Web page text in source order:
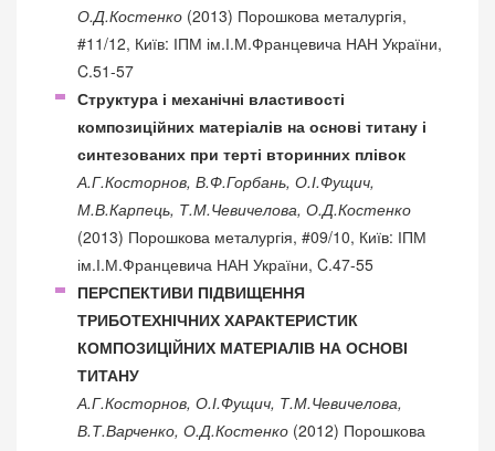
О.Д.Костенко (2013) Порошкова металургія,
#11/12, Київ: ІПМ ім.І.М.Францевича НАН України,
C.51-57
Структура і механічні властивості
композиційних матеріалів на основі титану і
синтезованих при терті вторинних плівок
А.Г.Косторнов, В.Ф.Горбань, О.І.Фущич,
М.В.Карпець, Т.М.Чевичелова, О.Д.Костенко
(2013) Порошкова металургія, #09/10, Київ: ІПМ
ім.І.М.Францевича НАН України, C.47-55
ПЕРСПЕКТИВИ ПІДВИЩЕННЯ
ТРИБОТЕХНІЧНИХ ХАРАКТЕРИСТИК
КОМПОЗИЦІЙНИХ МАТЕРІАЛІВ НА ОСНОВІ
ТИТАНУ
А.Г.Косторнов, О.І.Фущич, Т.М.Чевичелова,
В.Т.Варченко, О.Д.Костенко (2012) Порошкова